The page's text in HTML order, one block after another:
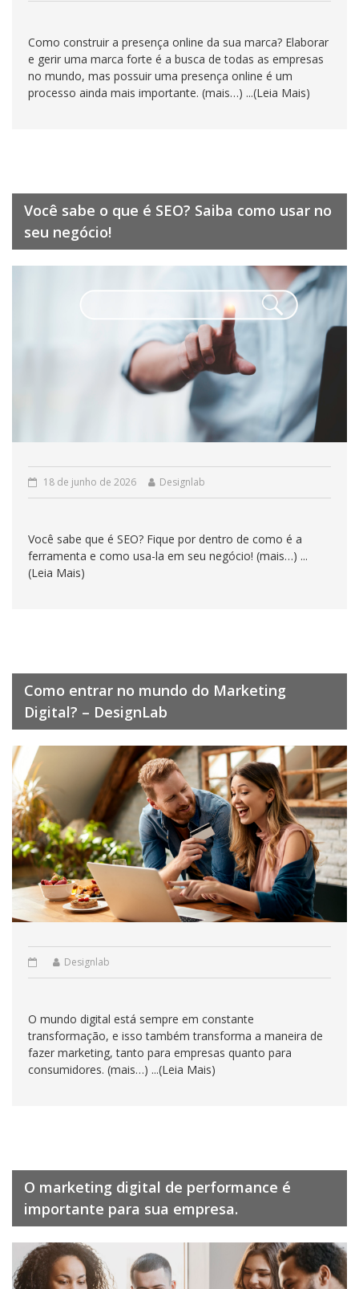
Como construir a presença online da sua marca? Elaborar
e gerir uma marca forte é a busca de todas as empresas
no mundo, mas possuir uma presença online é um
processo ainda mais importante. (mais…) ...(Leia Mais)
Você sabe o que é SEO? Saiba como usar no
seu negócio!
18 de junho de 2026 Designlab
Você sabe que é SEO? Fique por dentro de como é a
ferramenta e como usa-la em seu negócio! (mais…) ...
(Leia Mais)
Como entrar no mundo do Marketing
Digital? – DesignLab
Designlab
O mundo digital está sempre em constante
transformação, e isso também transforma a maneira de
fazer marketing, tanto para empresas quanto para
consumidores. (mais…) ...(Leia Mais)
O marketing digital de performance é
importante para sua empresa.